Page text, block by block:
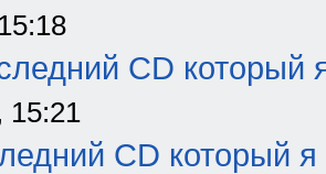
CD который
15:21
CD который я